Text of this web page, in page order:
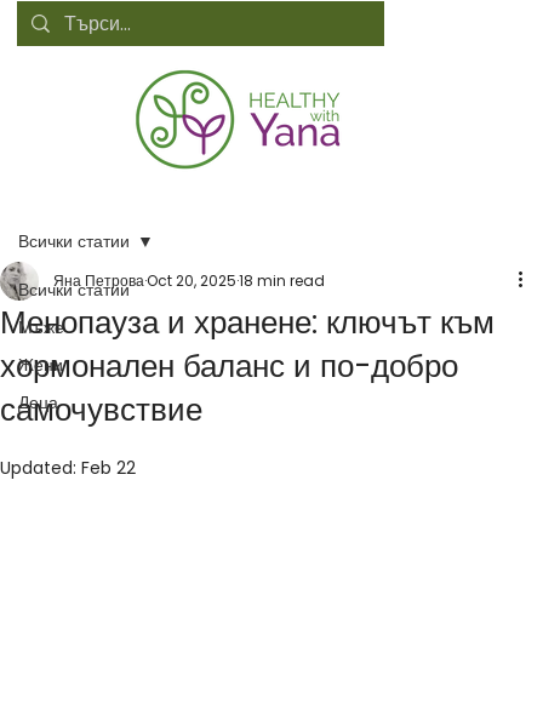
Всички статии
Мъже
Жени
Деца
Всички статии
Менопауза и хранене: ключът към
хормонален баланс и по-добро
самочувствие
Яна ПетроваOct 20, 202518 min read
Updated: Feb 22